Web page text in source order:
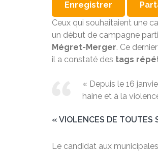
Enregistrer
Ceux qui souhaitaient une
un début de campagne
Mégret-Merger. Ce
il a constaté des tags
« Depuis le 16
haine et à la
« VIOLENCES DE TOUTES
Le candidat aux